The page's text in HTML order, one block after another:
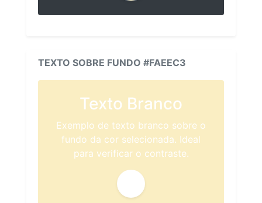
TEXTO SOBRE FUNDO #FAEEC3
Texto Branco
Exemplo de texto branco sobre o
fundo da cor selecionada. Ideal
para verificar o contraste.